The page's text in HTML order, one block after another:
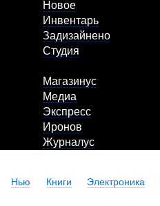
Новое
Инвентарь
Задизайнено
Студия
Магазинус
Медиа
Экспресс
Иронов
Журналус
Нью Книги Электроника